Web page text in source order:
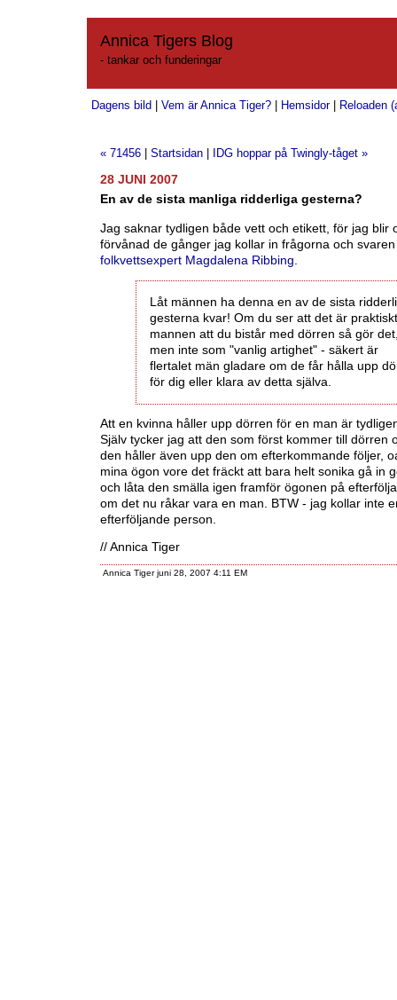
Annica Tigers Blog
- tankar och funderingar
Dagens bild Vem är Annica Tiger? Hemsidor| Reloaden
« 71456 Startsidan
IDG hoppar på Twingly-tåget »
28 JUNI 2007
En av de sista manliga ridderliga gesterna?
Jag saknar tydligen både vett och etikett, för jag blir
förvånad de gånger jag kollar in frågorna och
folkvettsexpert Magdalena Ribbing.
Låt männen ha denna en av de sista
gesterna kvar! Om du ser att det är
mannen att du bistår med dörren så gör
men inte som "vanlig artighet" - säkert är
flertalet män gladare om de får hålla upp
för dig eller klara av detta själva.
Att en kvinna håller upp dörren för en man är
Själv tycker jag att den som först kommer till dörren
den håller även upp den om efterkommande följer,
mina ögon vore det fräckt att bara helt sonika gå in
och låta den smälla igen framför ögonen på
om det nu råkar vara en man. BTW - jag kollar inte
efterföljande person.
// Annica Tiger
Annica Tiger juni 28, 2007 4:11 EM